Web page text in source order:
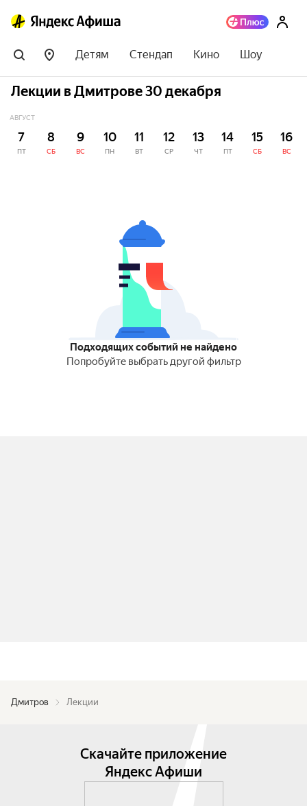
Детям Стендап Кино Шоу
Лекции в Дмитрове 30 декабря
АВГУСТ
7
ПТ
8
СБ
9
ВС
10
ПН
11
ВТ
12
СР
13
ЧТ
14
ПТ
15
СБ
16
ВС
Подходящих событий не найдено
Попробуйте выбрать другой фильтр
Дмитров Лекции
Скачайте приложение
Яндекс Афиши